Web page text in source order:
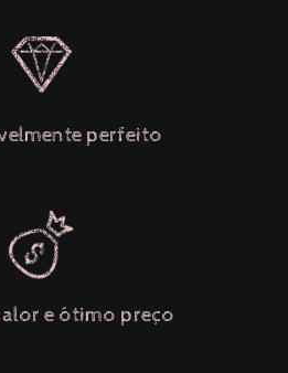
perfeito
e ótimo preço